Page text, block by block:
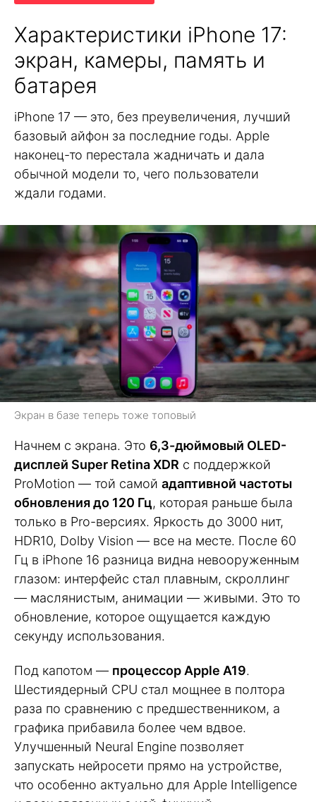
Характеристики iPhone 17:
экран, камеры, память и
батарея
iPhone 17 — это, без преувеличения, лучший
базовый айфон за последние годы. Apple
наконец-то перестала жадничать и дала
обычной модели то, чего пользователи
ждали годами.
Экран в базе теперь тоже топовый
Начнем с экрана. Это 6,3-дюймовый OLED-
дисплей Super Retina XDR с поддержкой
ProMotion — той самой адаптивной частоты
обновления до 120 Гц, которая раньше была
только в Pro-версиях. Яркость до 3000 нит,
HDR10, Dolby Vision — все на месте. После 60
Гц в iPhone 16 разница видна невооруженным
глазом: интерфейс стал плавным, скроллинг
— маслянистым, анимации — живыми. Это то
обновление, которое ощущается каждую
секунду использования.
Под капотом — процессор Apple A19.
Шестиядерный CPU стал мощнее в полтора
раза по сравнению с предшественником, а
графика прибавила более чем вдвое.
Улучшенный Neural Engine позволяет
запускать нейросети прямо на устройстве,
что особенно актуально для Apple Intelligence